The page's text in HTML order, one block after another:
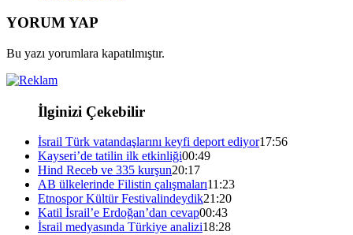
YORUM YAP
Bu yazı yorumlara kapatılmıştır.
İlginizi Çekebilir
İsrail Türk vatandaşlarını keyfi deport ediyor17:56
Kayseri’de tatilin ilk etkinliği00:49
Hind Receb ve 335 kurşun20:17
AB ülkelerinde Filistin çalışmaları11:23
Etnospor Kültür Festivalindeydik21:20
Katil İsrail’e Erdoğan’dan cevap00:43
İsrail medyasında Türkiye analizi18:28